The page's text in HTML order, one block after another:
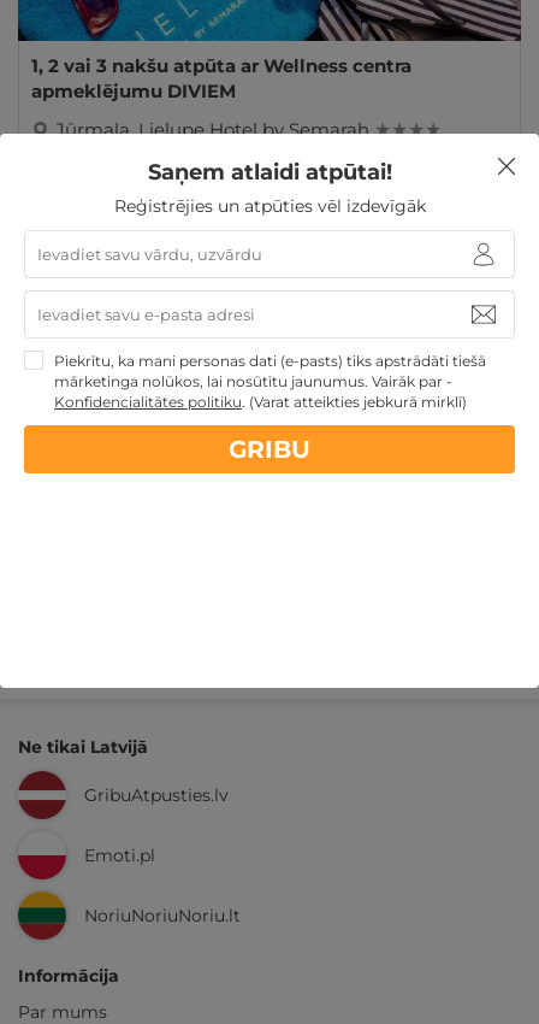
1, 2 vai 3 nakšu atpūta ar Wellness centra
apmeklējumu DIVIEM
Jūrmala,Lielupe Hotel by Semarah ★ ★ ★ ★
135€
Ziemassvētku dāvanas Dienas Spa
Atpūta diviem
Atpūta Latvijā
apkalpošanas un administrācijas
Ne tikai Latvijā
GribuAtpusties.lv
Emoti.pl
NoriuNoriuNoriu.lt
Informācija
Par mums
Saņem atlaidi atpūtai!
Reģistrējies un atpūties vēl izdevīgāk
Piekrītu, ka mani personas dati (e-pasts) tiks apstrādāti tiešā
mārketinga nolūkos, lai nosūtītu jaunumus. Vairāk par -
Konfidencialitātes politiku. (Varat atteikties jebkurā mirklī)
GRIBU